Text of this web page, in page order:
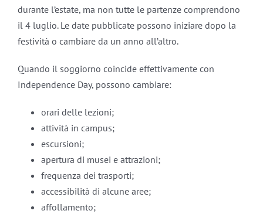
durante l’estate, ma non tutte le partenze comprendono
il 4 luglio. Le date pubblicate possono iniziare dopo la
festività o cambiare da un anno all’altro.
Quando il soggiorno coincide effettivamente con
Independence Day, possono cambiare:
orari delle lezioni;
attività in campus;
escursioni;
apertura di musei e attrazioni;
frequenza dei trasporti;
accessibilità di alcune aree;
affollamento;